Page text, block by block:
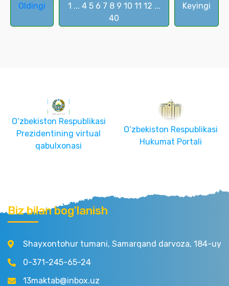
Oldingi 1 ... 4 5 6 7 8 9 10 11 12 ...
40
Keyingi
O‘zbekiston Respublikasi
Prezidentining virtual
qabulxonasi
O‘zbekiston Respublikasi
Hukumat Portali
Biz bilan bog'lanish
Shayxontohur tumani, Samarqand darvoza, 184-uy
0-371-245-65-24
13maktab@inbox.uz